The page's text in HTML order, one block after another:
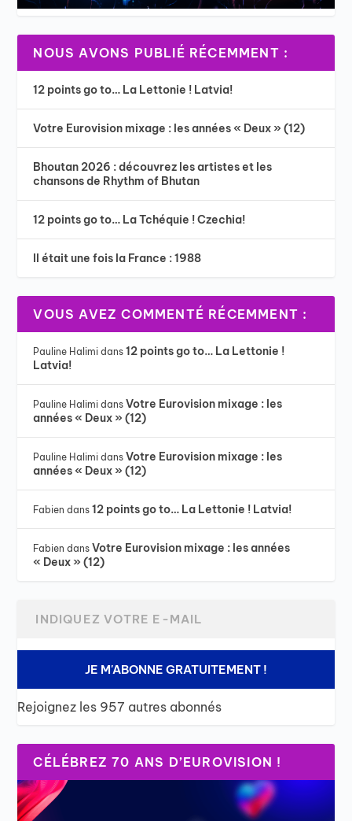
NOUS AVONS PUBLIÉ RÉCEMMENT :
12 points go to… La Lettonie ! Latvia!
Votre Eurovision mixage : les années « Deux » (12)
Bhoutan 2026 : découvrez les artistes et les
chansons de Rhythm of Bhutan
12 points go to… La Tchéquie ! Czechia!
Il était une fois la France : 1988
VOUS AVEZ COMMENTÉ RÉCEMMENT :
Pauline Halimi dans12 points go to… La Lettonie !
Latvia!
Pauline Halimi dansVotre Eurovision mixage : les
années « Deux » (12)
Pauline Halimi dansVotre Eurovision mixage : les
années « Deux » (12)
Fabien dans12 points go to… La Lettonie ! Latvia!
Fabien dansVotre Eurovision mixage : les années
« Deux » (12)
JE M'ABONNE GRATUITEMENT !
Rejoignez les 957 autres abonnés
CÉLÉBREZ 70 ANS D’EUROVISION !